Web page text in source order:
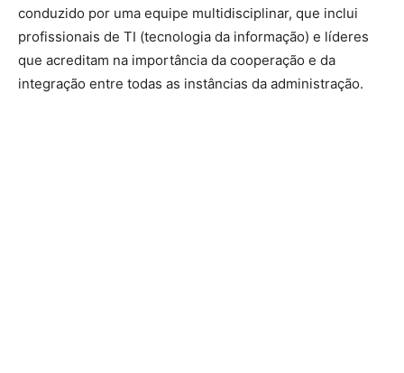
conduzido por uma equipe multidisciplinar, que inclui
profissionais de TI (tecnologia da informação) e líderes
que acreditam na importância da cooperação e da
integração entre todas as instâncias da administração.